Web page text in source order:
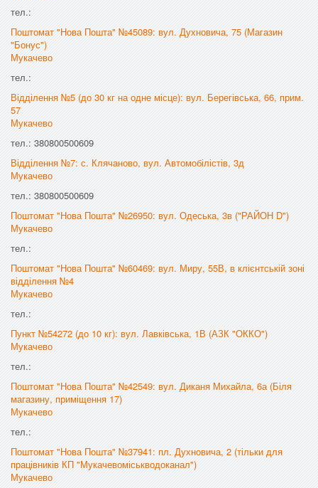
тел.:
Поштомат "Нова Пошта" №45089: вул. Духновича, 75 (Магазин
"Бонус")
Мукачево
тел.:
Відділення №5 (до 30 кг на одне місце): вул. Берегівська, 66, прим.
57
Мукачево
тел.: 380800500609
Відділення №7: с. Клячаново, вул. Автомобілістів, 3д
Мукачево
тел.: 380800500609
Поштомат "Нова Пошта" №26950: вул. Одеська, 3в ("РАЙОН D")
Мукачево
тел.:
Поштомат "Нова Пошта" №60469: вул. Миру, 55В, в клієнтській зоні
відділення №4
Мукачево
тел.:
Пункт №54272 (до 10 кг): вул. Лавківська, 1В (АЗК "ОККО")
Мукачево
тел.:
Поштомат "Нова Пошта" №42549: вул. Диканя Михайла, 6а (Біля
магазину, приміщення 17)
Мукачево
тел.:
Поштомат "Нова Пошта" №37941: пл. Духновича, 2 (тільки для
працівників КП "Мукачевоміськводоканал")
Мукачево